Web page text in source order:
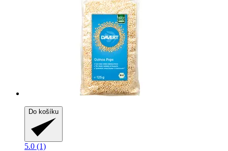
Do košíku
5.0 (1)